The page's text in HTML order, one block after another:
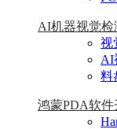
AI机器视觉检
视
AI
料
鸿蒙PDA软件